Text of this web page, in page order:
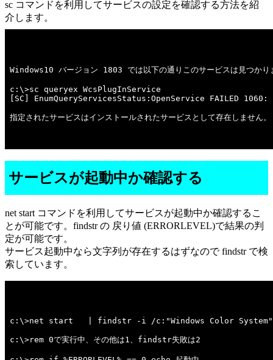
sc コマンドを利用してサービスの設定を確認する方法を紹
介します。
Windows10 バージョン 1803 では以下の通りこのサービスは見つかり
c:\>sc queryex WcsPlugInService
[SC] EnumQueryServicesStatus:OpenService FAILED 1060:
指定されたサービスはインストールされたサービスとして存在しません。
サービスが起動中か確認する
net start コマンドを利用してサービスが起動中か確認するこ
とが可能です。findstr の 戻り値 (ERRORLEVEL)で結果の判
定が可能です。
サービス起動中なら文字列が存在するはずなので findstr で検
索しています。
c:\>net start   | findstr -i /c:"Windows Color
c:\>rem 0で実行中、その他は1、findstr失敗は2